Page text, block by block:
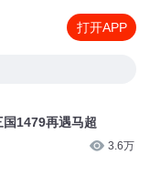
打开APP
国1479再遇马超
3.6万